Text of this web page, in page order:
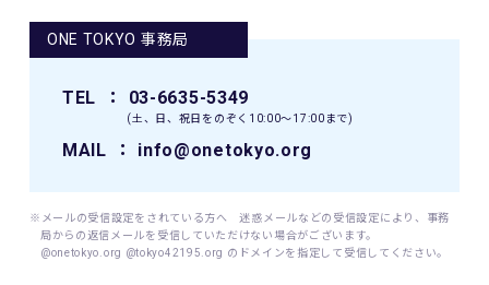
12. 本イベントに関連して生ずる一切の紛争については、東
護マネジメントシステムを遵守し、厳正な管理のもとで行い
よる（ご本人が未成年者（18歳未満）の場合はその親権者の
同意を得た）情報の提供(登録、申込等)によることを原則と
します。
内でこれを行います。
(1) 取り扱う個人情報
ONE TOKYO 事務局
TEL ： 03-6635-5349
(土、日、祝日をのぞく10:00〜17:00まで)
MAIL ： info@onetokyo.org
※メールの受信設定をされている方へ 迷惑メールなどの受信設定により、事務
局からの返信メールを受信していただけない場合がございます。
@onetokyo.org @tokyo42195.org のドメインを指定して受信してください。